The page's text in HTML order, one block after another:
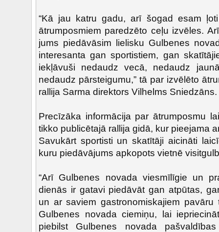
“Kā jau katru gadu, arī šogad esam
ātrumposmiem paredzēto ceļu izvēles.
jums piedāvāsim lielisku Gulbenes
interesanta gan sportistiem, gan
iekļāvuši nedaudz vecā, nedaudz
nedaudz pārsteigumu,” tā par izvēlēto
rallija Sarma direktors Vilhelms Sniedzāns.
Precīzāka informācija par ātrumposmu
tikko publicētajā rallija gidā, kur pieejama
Savukārt sportisti un skatītāji aicināti
kuru piedāvājums apkopots vietnē
“Arī Gulbenes novada viesmīlīgie un
dienās ir gatavi piedāvāt gan atpūtas,
un ar saviem gastronomiskajiem pavāru
Gulbenes novada ciemiņu, lai
piebilst Gulbenes novada